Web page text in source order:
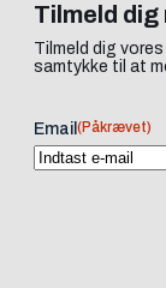
Tilmeld
Tilmeld dig
samtykke til at
Email (Påkrævet)